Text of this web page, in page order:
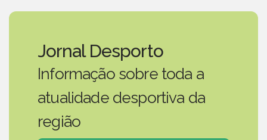
Jornal Desporto
Informação sobre toda a
atualidade desportiva da
região